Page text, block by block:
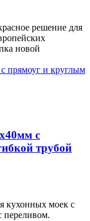
решение для
новой
с
трубой
кухонных моек с
переливом.